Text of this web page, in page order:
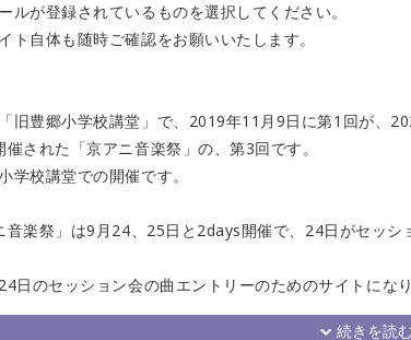
ルが登録されているものを選択してください。
ト自体も随時ご確認をお願いいたします。
旧豊郷小学校講堂」で、2019年11月9日に第1回が、
催された「京アニ音楽祭」の、第3回です。
学校講堂での開催です。
音楽祭」は9月24、25日と2days開催で、24日がセッシ
日のセッション会の曲エントリーのためのサイトになり